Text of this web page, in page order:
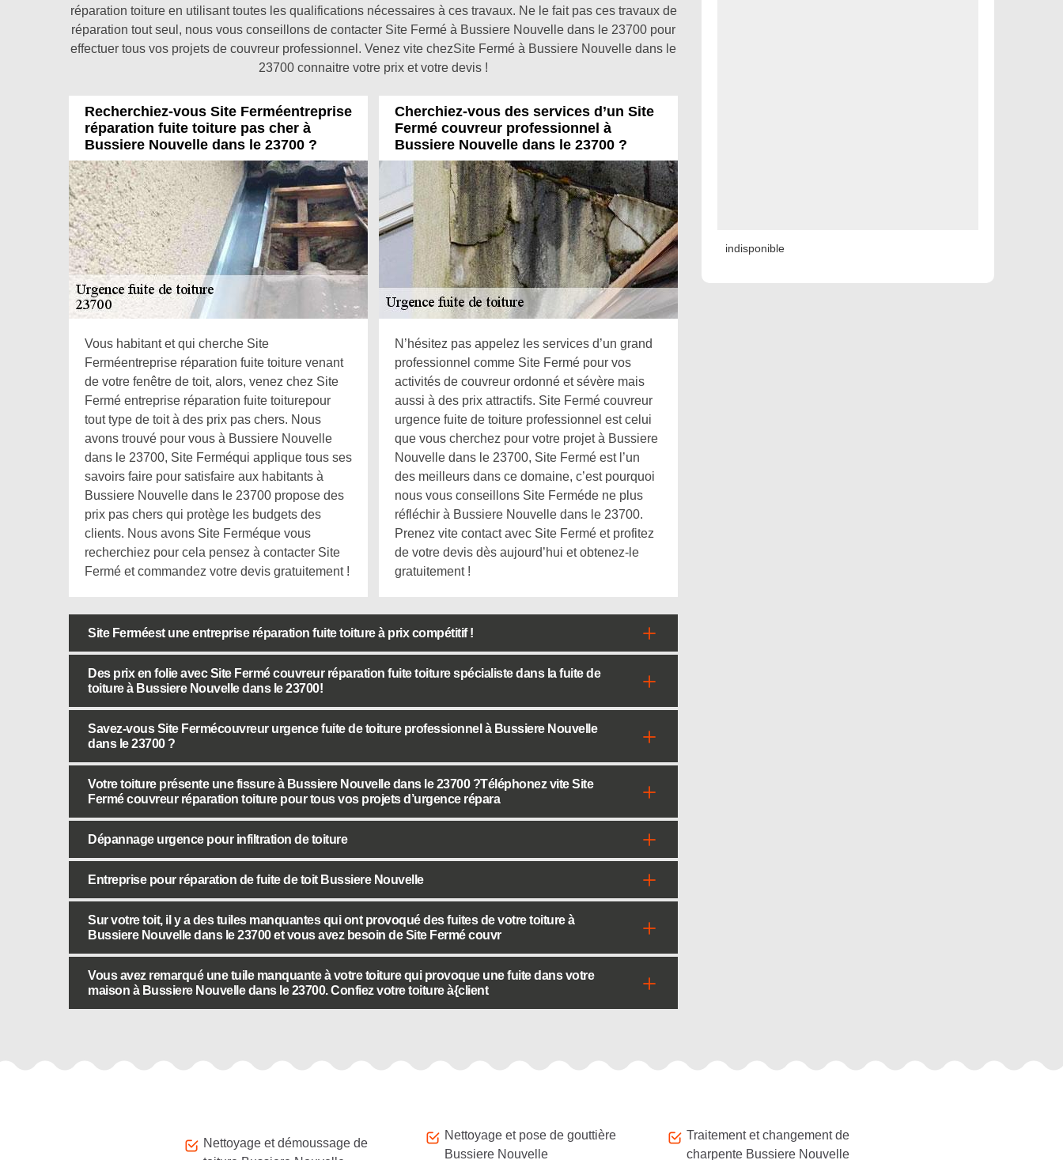
réparation toiture en utilisant toutes les qualifications nécessaires à ces travaux. Ne le fait pas ces travaux de
réparation tout seul, nous vous conseillons de contacter Site Fermé à Bussiere Nouvelle dans le 23700 pour
effectuer tous vos projets de couvreur professionnel. Venez vite chezSite Fermé à Bussiere Nouvelle dans le
23700 connaitre votre prix et votre devis !
Recherchiez-vous Site Ferméentreprise
réparation fuite toiture pas cher à
Bussiere Nouvelle dans le 23700 ?
Vous habitant et qui cherche Site
Ferméentreprise réparation fuite toiture venant
de votre fenêtre de toit, alors, venez chez Site
Fermé entreprise réparation fuite toiturepour
tout type de toit à des prix pas chers. Nous
avons trouvé pour vous à Bussiere Nouvelle
dans le 23700, Site Ferméqui applique tous ses
savoirs faire pour satisfaire aux habitants à
Bussiere Nouvelle dans le 23700 propose des
prix pas chers qui protège les budgets des
clients. Nous avons Site Ferméque vous
recherchiez pour cela pensez à contacter Site
Fermé et commandez votre devis gratuitement !
Cherchiez-vous des services d’un Site
Fermé couvreur professionnel à
Bussiere Nouvelle dans le 23700 ?
N’hésitez pas appelez les services d’un grand
professionnel comme Site Fermé pour vos
activités de couvreur ordonné et sévère mais
aussi à des prix attractifs. Site Fermé couvreur
urgence fuite de toiture professionnel est celui
que vous cherchez pour votre projet à Bussiere
Nouvelle dans le 23700, Site Fermé est l’un
des meilleurs dans ce domaine, c’est pourquoi
nous vous conseillons Site Ferméde ne plus
réfléchir à Bussiere Nouvelle dans le 23700.
Prenez vite contact avec Site Fermé et profitez
de votre devis dès aujourd’hui et obtenez-le
gratuitement !
Site Ferméest une entreprise réparation fuite toiture à prix compétitif !
Des prix en folie avec Site Fermé couvreur réparation fuite toiture spécialiste dans la fuite de
toiture à Bussiere Nouvelle dans le 23700!
Savez-vous Site Fermécouvreur urgence fuite de toiture professionnel à Bussiere Nouvelle
dans le 23700 ?
Votre toiture présente une fissure à Bussiere Nouvelle dans le 23700 ?Téléphonez vite Site
Fermé couvreur réparation toiture pour tous vos projets d’urgence répara
Dépannage urgence pour infiltration de toiture
Entreprise pour réparation de fuite de toit Bussiere Nouvelle
Sur votre toit, il y a des tuiles manquantes qui ont provoqué des fuites de votre toiture à
Bussiere Nouvelle dans le 23700 et vous avez besoin de Site Fermé couvr
Vous avez remarqué une tuile manquante à votre toiture qui provoque une fuite dans votre
maison à Bussiere Nouvelle dans le 23700. Confiez votre toiture à{client
indisponible
Nettoyage et démoussage de
Nettoyage et pose de gouttière
Bussiere Nouvelle
Traitement et changement de
charpente Bussiere Nouvelle